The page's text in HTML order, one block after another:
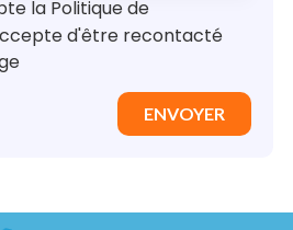
la Politique de
d'être recontacté
ENVOYER